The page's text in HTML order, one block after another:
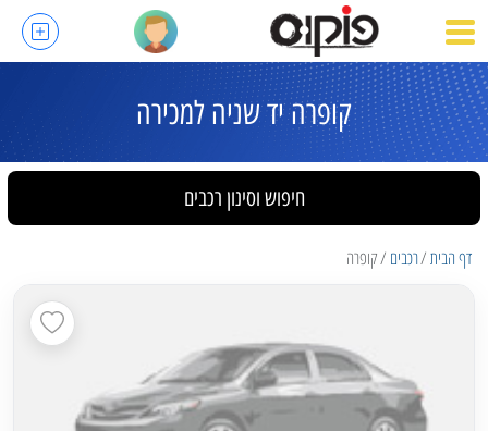
קופרה יד שניה למכירה
חיפוש וסינון רכבים
דף הבית רכבים קופרה